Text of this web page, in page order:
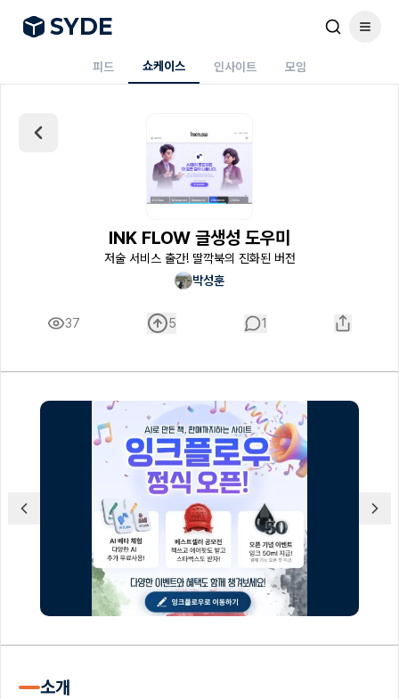
SYDE
피드 쇼케이스 인사이트 모임
INK FLOW 글생성 도우미
저술 서비스 출간! 딸깍북의 진화된 버전
박성훈
37 5 1
소개